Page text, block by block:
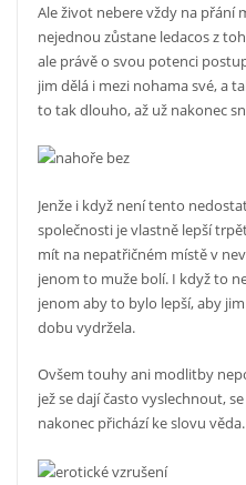
Ale život nebere vždy na přání
nejednou zůstane ledacos z
ale právě o svou potenci
jim dělá i mezi nohama své, a
to tak dlouho, až už nakonec
Jenže i když není tento
společnosti je vlastně lepší
mít na nepatřičném místě v
jenom to muže bolí. I když to
jenom aby to bylo lepší, aby
dobu vydržela.
Ovšem touhy ani modlitby
jež se dají často vyslechnout,
nakonec přichází ke slovu